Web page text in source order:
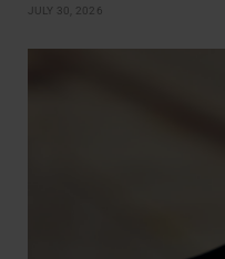
JULY 30, 2026